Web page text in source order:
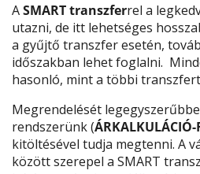
ASMART transzferrel a
utazni, de itt lehetséges
a gyűjtő transzfer esetén,
időszakban lehet foglalni.
hasonló, mint a többi
Megrendelését
rendszerünk (
kitöltésével tudja megtenni. A
között szerepel a SMART